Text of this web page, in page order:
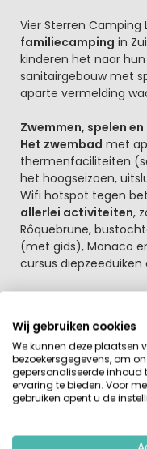
Vier Sterren Camping
familiecamping in
kinderen het naar
sanitairgebouw met
aparte vermelding
Zwemmen, spelen
Het zwembad met
thermenfaciliteiten
het hoogseizoen,
Wifi hotspot tegen
allerlei activiteiten,
Rôquebrune,
(met gids), Monaco
cursus diepzeeduiken
Genoeg te doen en
Wie eens een dagje
flaneren langsde
zijn van de wisseling
Monte Carlo of een
parfumerieën in
leuke uitstapjes. Wat
liggen er op korte
Wij gebruiken cookies
We kunnen deze plaatsen
bezoekersgegevens, om
gepersonaliseerde inhoud
ervaring te bieden. Voor
gebruiken opent u de